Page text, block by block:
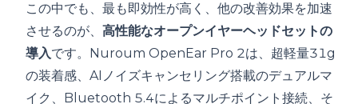
この中でも、最も即効性が高く、他の改善効果を加速
させるのが、 高性能なオープンイヤーヘッドセットの
導入です。Nuroum OpenEar Pro 2は、超軽量31g
の装着感、AIノイズキャンセリング搭載のデュアルマ
イク、Bluetooth 5.4によるマルチポイント接続、そ